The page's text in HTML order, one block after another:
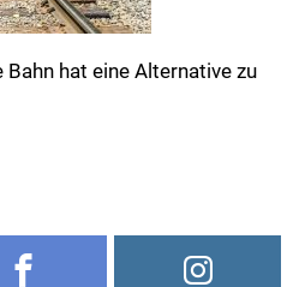
hat eine Alternative zu